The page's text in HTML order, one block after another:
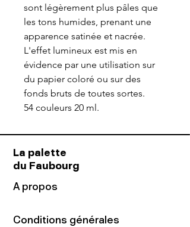
sont légèrement plus pâles que
les tons humides, prenant une
apparence satinée et nacrée.
L'effet lumineux est mis en
évidence par une utilisation sur
du papier coloré ou sur des
fonds bruts de toutes sortes.
54 couleurs 20 ml.
La palette
du Faubourg
A propos
Conditions générales